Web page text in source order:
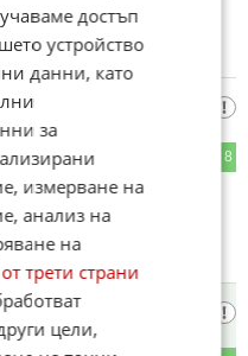
8
Радев по внушения на
и страдаме
достъп
устройство
данни, като
за
измерване на
анализ на
на
трети страни
цели,